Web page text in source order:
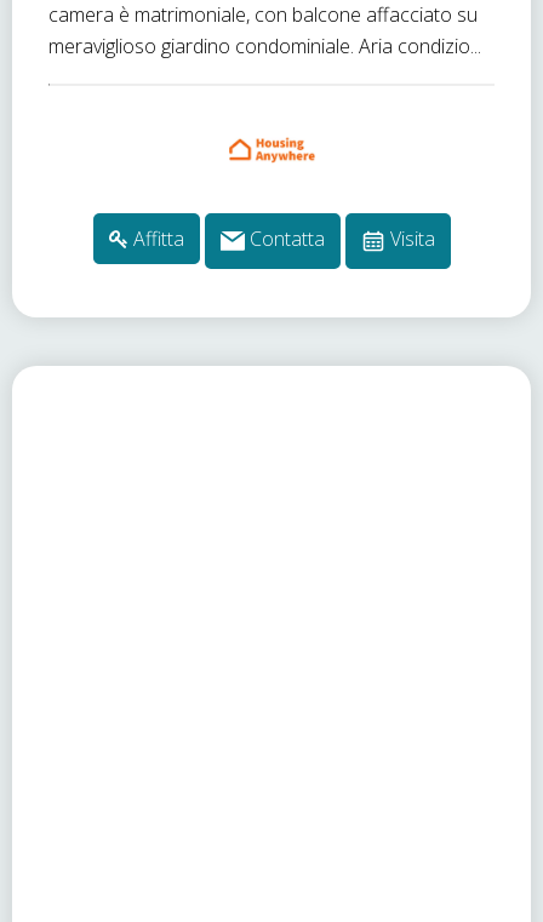
camera è matrimoniale, con balcone affacciato su
meraviglioso giardino condominiale. Aria condizio...
Affitta Contatta Visita